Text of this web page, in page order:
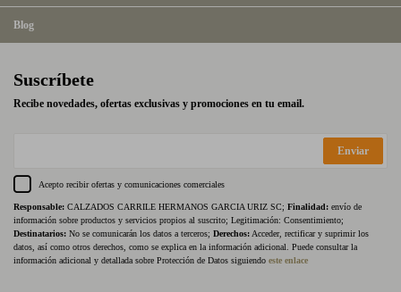
Blog
Suscríbete
Recibe novedades, ofertas exclusivas y promociones en tu email.
Enviar
Acepto recibir ofertas y comunicaciones comerciales
Responsable: CALZADOS CARRILE HERMANOS GARCIA URIZ SC; Finalidad: envío de
información sobre productos y servicios propios al suscrito; Legitimación: Consentimiento;
Destinatarios: No se comunicarán los datos a terceros; Derechos: Acceder, rectificar y suprimir los
datos, así como otros derechos, como se explica en la información adicional. Puede consultar la
información adicional y detallada sobre Protección de Datos siguiendo este enlace